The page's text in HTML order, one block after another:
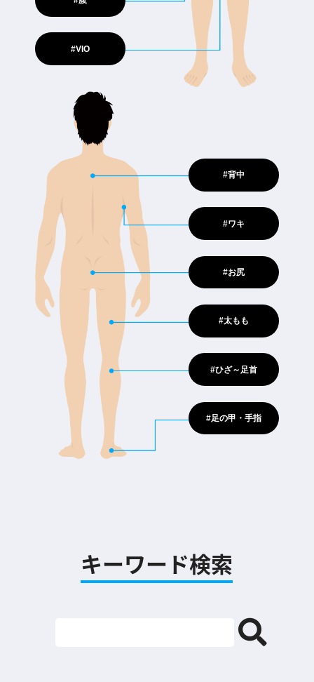
#VIO
#背中
#ワキ
#お尻
#太もも
#ひざ～足首
#足の甲・手指
キーワード検索